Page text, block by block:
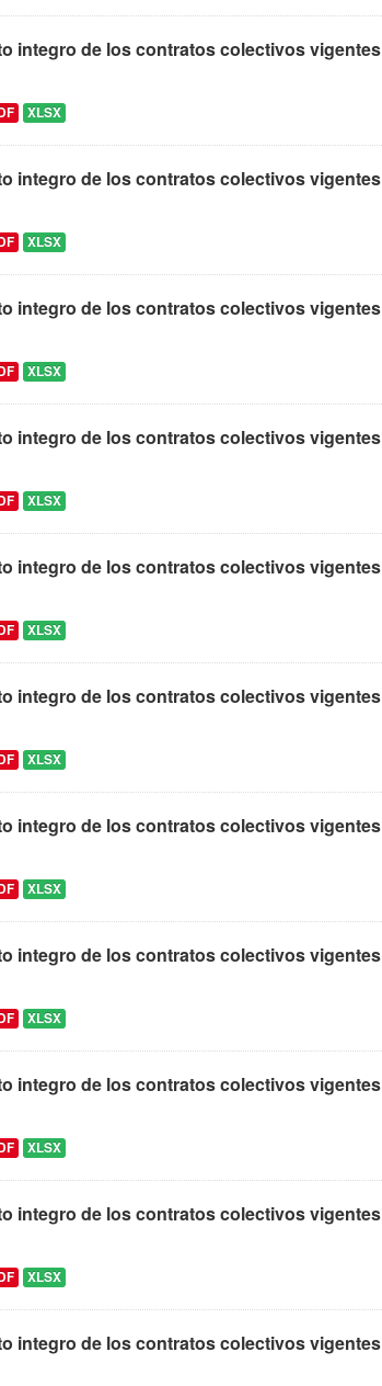
integro de los contratos colectivos
XLSX
integro de los contratos colectivos
XLSX
integro de los contratos colectivos
XLSX
integro de los contratos colectivos
XLSX
integro de los contratos colectivos
XLSX
integro de los contratos colectivos
XLSX
integro de los contratos colectivos
XLSX
integro de los contratos colectivos
XLSX
integro de los contratos colectivos
XLSX
integro de los contratos colectivos
XLSX
integro de los contratos colectivos